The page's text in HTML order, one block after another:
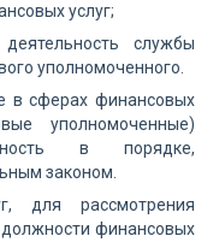
услуг;
службы
уполномоченного.
в сферах финансовых
уполномоченные)
в порядке,
законом.
для рассмотрения
финансовых